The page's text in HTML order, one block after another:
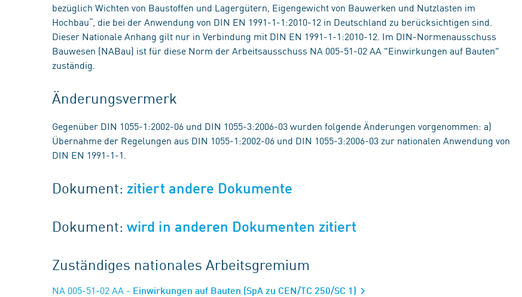
bezüglich Wichten von Baustoffen und Lagergütern, Eigengewicht von Bauwerken und Nutzlasten im
Hochbau“, die bei der Anwendung von DIN EN 1991-1-1:2010-12 in Deutschland zu berücksichtigen sind.
Dieser Nationale Anhang gilt nur in Verbindung mit DIN EN 1991-1-1:2010-12. Im DIN-Normenausschuss
Bauwesen (NABau) ist für diese Norm der Arbeitsausschuss NA 005-51-02 AA "Einwirkungen auf Bauten"
zuständig.
Änderungsvermerk
Gegenüber DIN 1055-1:2002-06 und DIN 1055-3:2006-03 wurden folgende Änderungen vorgenommen: a)
Übernahme der Regelungen aus DIN 1055-1:2002-06 und DIN 1055-3:2006-03 zur nationalen Anwendung von
DIN EN 1991-1-1.
Dokument: zitiert andere Dokumente
Dokument:wird in anderen Dokumenten zitiert
Zuständiges nationales Arbeitsgremium
NA 005-51-02 AA - Einwirkungen auf Bauten (SpA zu CEN/TC 250/SC 1)